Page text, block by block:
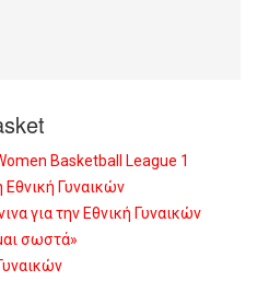
Basketball League 1
Εθνική Γυναικών
για την Εθνική Γυναικών
σωστά»